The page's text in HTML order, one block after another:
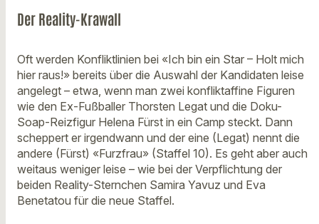
Der Reality-Krawall
Oft werden Konfliktlinien bei «Ich bin ein Star – Holt mich
hier raus!» bereits über die Auswahl der Kandidaten leise
angelegt – etwa, wenn man zwei konfliktaffine Figuren
wie den Ex-Fußballer Thorsten Legat und die Doku-
Soap-Reizfigur Helena Fürst in ein Camp steckt. Dann
scheppert er irgendwann und der eine (Legat) nennt die
andere (Fürst) «Furzfrau» (Staffel 10). Es geht aber auch
weitaus weniger leise – wie bei der Verpflichtung der
beiden Reality-Sternchen Samira Yavuz und Eva
Benetatou für die neue Staffel.